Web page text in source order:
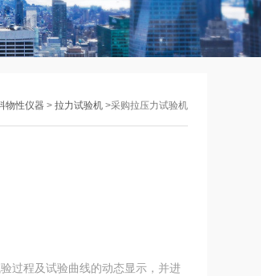
物性仪器 >拉力试验机 >采购拉压力试验机
过程及试验曲线的动态显示，并进